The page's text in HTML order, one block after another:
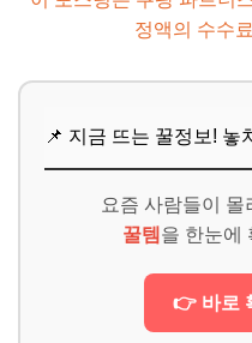
정액의 수수
📌 지금 뜨는 꿀정보! 놓
요즘 사람들이 몰
꿀템 을 한눈에
👉 바로